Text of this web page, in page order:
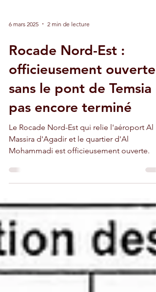
Rocade Nord-Est :
officieusement ouverte,
sans le pont de Temsia
pas encore terminé
Le Rocade Nord-Est qui relie l'aéroport Al
Massira d'Agadir et le quartier d'Al
Mohammadi est officieusement ouverte.